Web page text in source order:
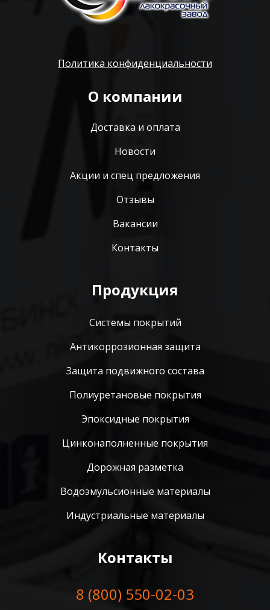
Политика конфиденциальности
О компании
Доставка и оплата
Новости
Акции и спец предложения
Отзывы
Вакансии
Контакты
Продукция
Системы покрытий
Антикоррозионная защита
Защита подвижного состава
Полиуретановые покрытия
Эпоксидные покрытия
Цинконаполненные покрытия
Дорожная разметка
Водоэмульсионные материалы
Индустриальные материалы
Контакты
8 (800) 550-02-03